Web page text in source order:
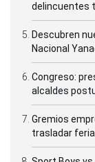
delincuentes
Descubren
Nacional
Congreso:
alcaldes
Gremios
trasladar